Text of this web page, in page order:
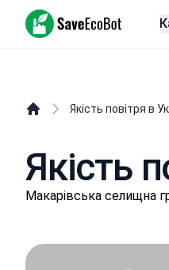
SaveEcoBot
Якість повітря в
Якість
Мaкapівськa селищнa